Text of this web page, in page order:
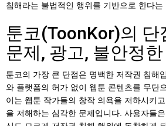
침해라는 불법적인 행위를 기반으로 한다는
툰코(ToonKor)의 단
문제, 광고, 불안정
툰코의 가장 큰 단점은 명백한 저작권 침해
와 플랫폼의 허가 없이 웹툰 콘텐츠를 무단
이는 웹툰 작가들의 창작 의욕을 저하시키
을 저해하는 심각한 문제입니다. 사용자들